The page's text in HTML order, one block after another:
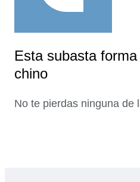
Esta subasta
chino
No te pierdas ninguna de